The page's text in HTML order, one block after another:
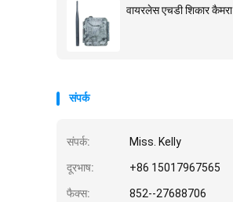
वायरलेस एचडी शिकार कैमरा
संपर्क
संपर्क: Miss. Kelly
दूरभाष: +86 15017967565
फैक्स: 852--27688706